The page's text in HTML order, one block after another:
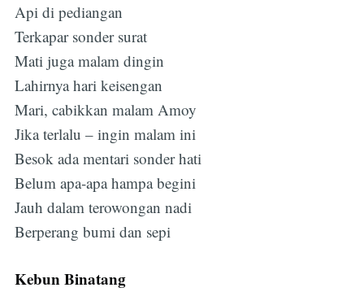
Api di pediangan
Terkapar sonder surat
Mati juga malam dingin
Lahirnya hari keisengan
Mari, cabikkan malam Amoy
Jika terlalu – ingin malam ini
Besok ada mentari sonder hati
Belum apa-apa hampa begini
Jauh dalam terowongan nadi
Berperang bumi dan sepi
Kebun Binatang